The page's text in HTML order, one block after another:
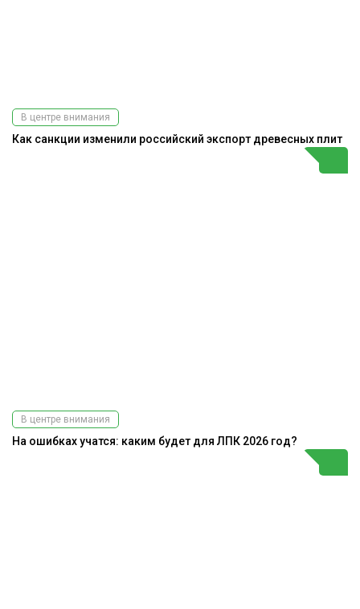
В центре внимания
Как санкции изменили российский экспорт древесных плит
В центре внимания
На ошибках учатся: каким будет для ЛПК 2026 год?